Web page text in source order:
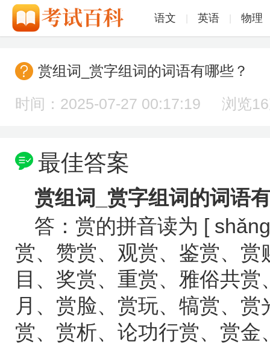
语文 英语 物理
赏组词_赏字组词的词语有哪些？
时间：2025-07-27 00:17:19 浏览
最佳答案
赏组词_赏字组词的词语
答：赏的拼音读为 [
赏、赞赏、观赏、鉴赏、
目、奖赏、重赏、雅俗共
月、赏脸、赏玩、犒赏、
赏、赏析、论功行赏、赏金